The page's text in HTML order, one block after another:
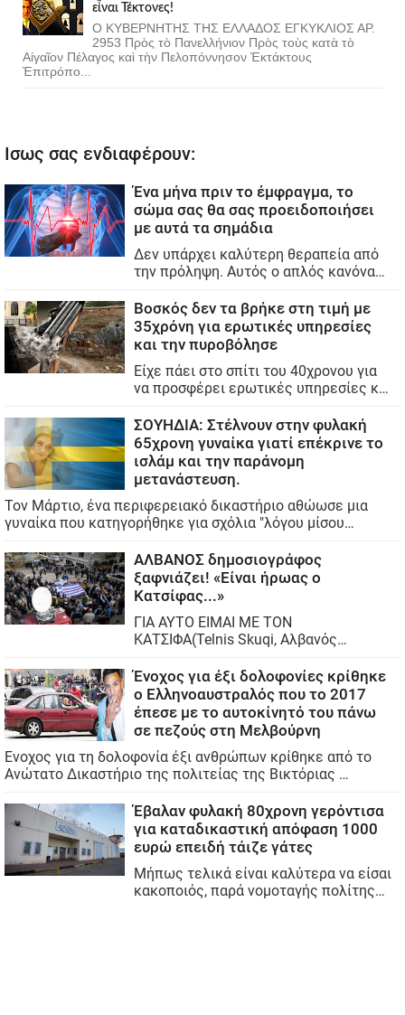
εἶναι Τέκτονες!
Ο ΚΥΒΕΡΝΗΤΗΣ ΤΗΣ ΕΛΛΑΔΟΣ ΕΓΚΥΚΛΙΟΣ ΑΡ.
2953 Πρὸς τὸ Πανελλήνιον Πρὸς τοὺς κατὰ τὸ
Αἰγαῖον Πέλαγος καὶ τὴν Πελοπόννησον Ἐκτάκτους
Ἐπιτρόπο...